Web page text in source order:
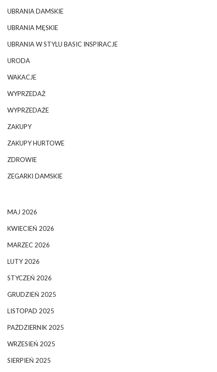
UBRANIA DAMSKIE
UBRANIA MĘSKIE
UBRANIA W STYLU BASIC INSPIRACJE
URODA
WAKACJE
WYPRZEDAŻ
WYPRZEDAŻE
ZAKUPY
ZAKUPY HURTOWE
ZDROWIE
ZEGARKI DAMSKIE
MAJ 2026
KWIECIEŃ 2026
MARZEC 2026
LUTY 2026
STYCZEŃ 2026
GRUDZIEŃ 2025
LISTOPAD 2025
PAŹDZIERNIK 2025
WRZESIEŃ 2025
SIERPIEŃ 2025